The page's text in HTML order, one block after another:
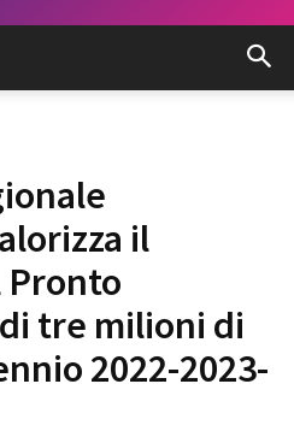
il
Pronto
tre milioni di
2022-2023-